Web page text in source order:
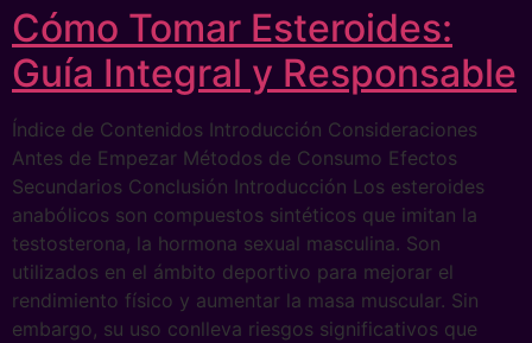
Cómo Tomar Esteroides:
Guía Integral y Responsable
Índice de Contenidos Introducción Consideraciones
Antes de Empezar Métodos de Consumo Efectos
Secundarios Conclusión Introducción Los esteroides
anabólicos son compuestos sintéticos que imitan la
testosterona, la hormona sexual masculina. Son
utilizados en el ámbito deportivo para mejorar el
rendimiento físico y aumentar la masa muscular. Sin
embargo, su uso conlleva riesgos significativos que